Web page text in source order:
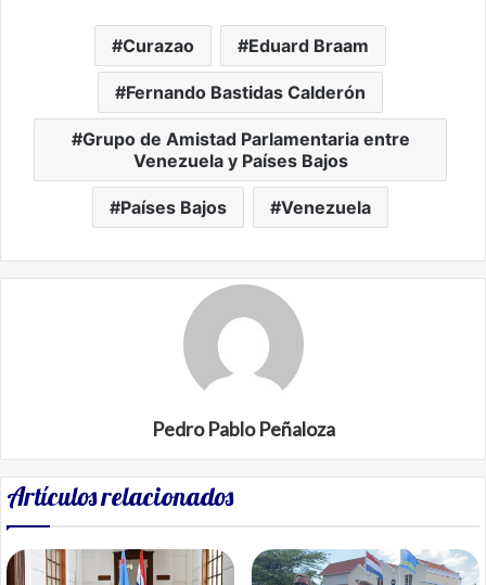
Curazao Eduard Braam
Fernando Bastidas Calderón
Grupo de Amistad Parlamentaria entre
Venezuela y Países Bajos
Países Bajos Venezuela
Pedro Pablo Peñaloza
Artículos relacionados